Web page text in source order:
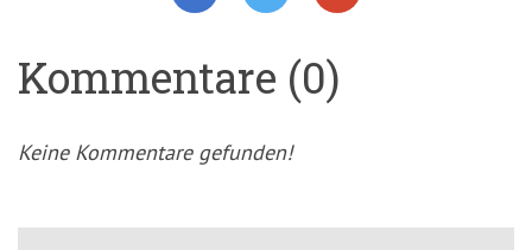
Kommentare (0)
Keine Kommentare gefunden!